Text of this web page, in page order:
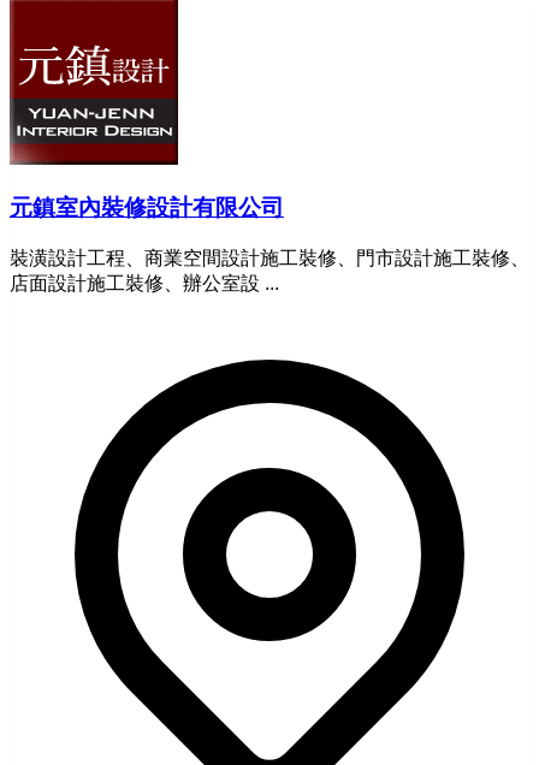
元鎮室內裝修設計有限公司
裝潢設計工程、商業空間設計施工裝修、門市設計施工裝修、
店面設計施工裝修、辦公室設 ...